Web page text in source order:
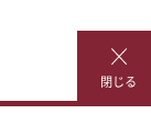
閉じる